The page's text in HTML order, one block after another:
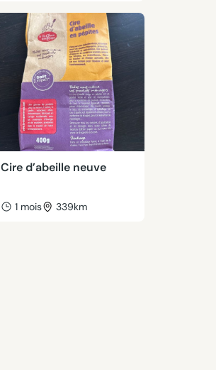
Cire d’abeille neuve
1 mois 339km